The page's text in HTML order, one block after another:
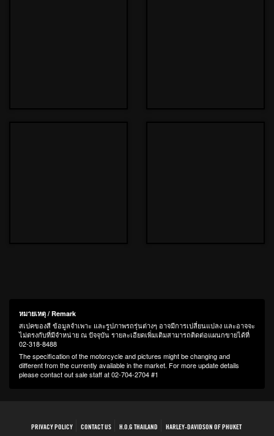
หมายเหตุ / Remark
สเปคของสี ข้อมูลจำเพาะ และรูปภาพรถรุ่นต่างๆ อาจมีการเปลี่ยนแปลง และอาจจะ
ไม่ตรงกับที่มีจำหน่าย ณ ปัจจุบัน รายละเอียดเพิ่มเติมสามารถติดต่อแผนกขายได้ที่
02-318-8488
The specification of the motorcycle and pictures might be changing and
different from the currently available in the market. For more update details
please contact out sale staff at 02-704-2704 #1
PRIVACY POLICY CONTACT US H.O.G THAILAND HARLEY-DAVIDSON OF PHUKET